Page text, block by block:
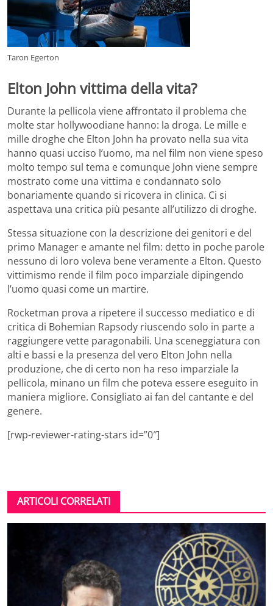
Taron Egerton
Elton John vittima della vita?
Durante la pellicola viene affrontato il problema che
molte star hollywoodiane hanno: la droga. Le mille e
mille droghe che Elton John ha provato nella sua vita
hanno quasi ucciso l’uomo, ma nel film non viene speso
molto tempo sul tema e comunque John viene sempre
mostrato come una vittima e condannato solo
bonariamente quando si ricovera in clinica. Ci si
aspettava una critica più pesante all’utilizzo di droghe.
Stessa situazione con la descrizione dei genitori e del
primo Manager e amante nel film: detto in poche parole
nessuno di loro voleva bene veramente a Elton. Questo
vittimismo rende il film poco imparziale dipingendo
l’uomo quasi come un martire.
Rocketman prova a ripetere il successo mediatico e di
critica di Bohemian Rapsody riuscendo solo in parte a
raggiungere vette paragonabili. Una sceneggiatura con
alti e bassi e la presenza del vero Elton John nella
produzione, che di certo non ha reso imparziale la
pellicola, minano un film che poteva essere eseguito in
maniera migliore. Consigliato ai fan del cantante e del
genere.
[rwp-reviewer-rating-stars id=”0″]
ARTICOLI CORRELATI